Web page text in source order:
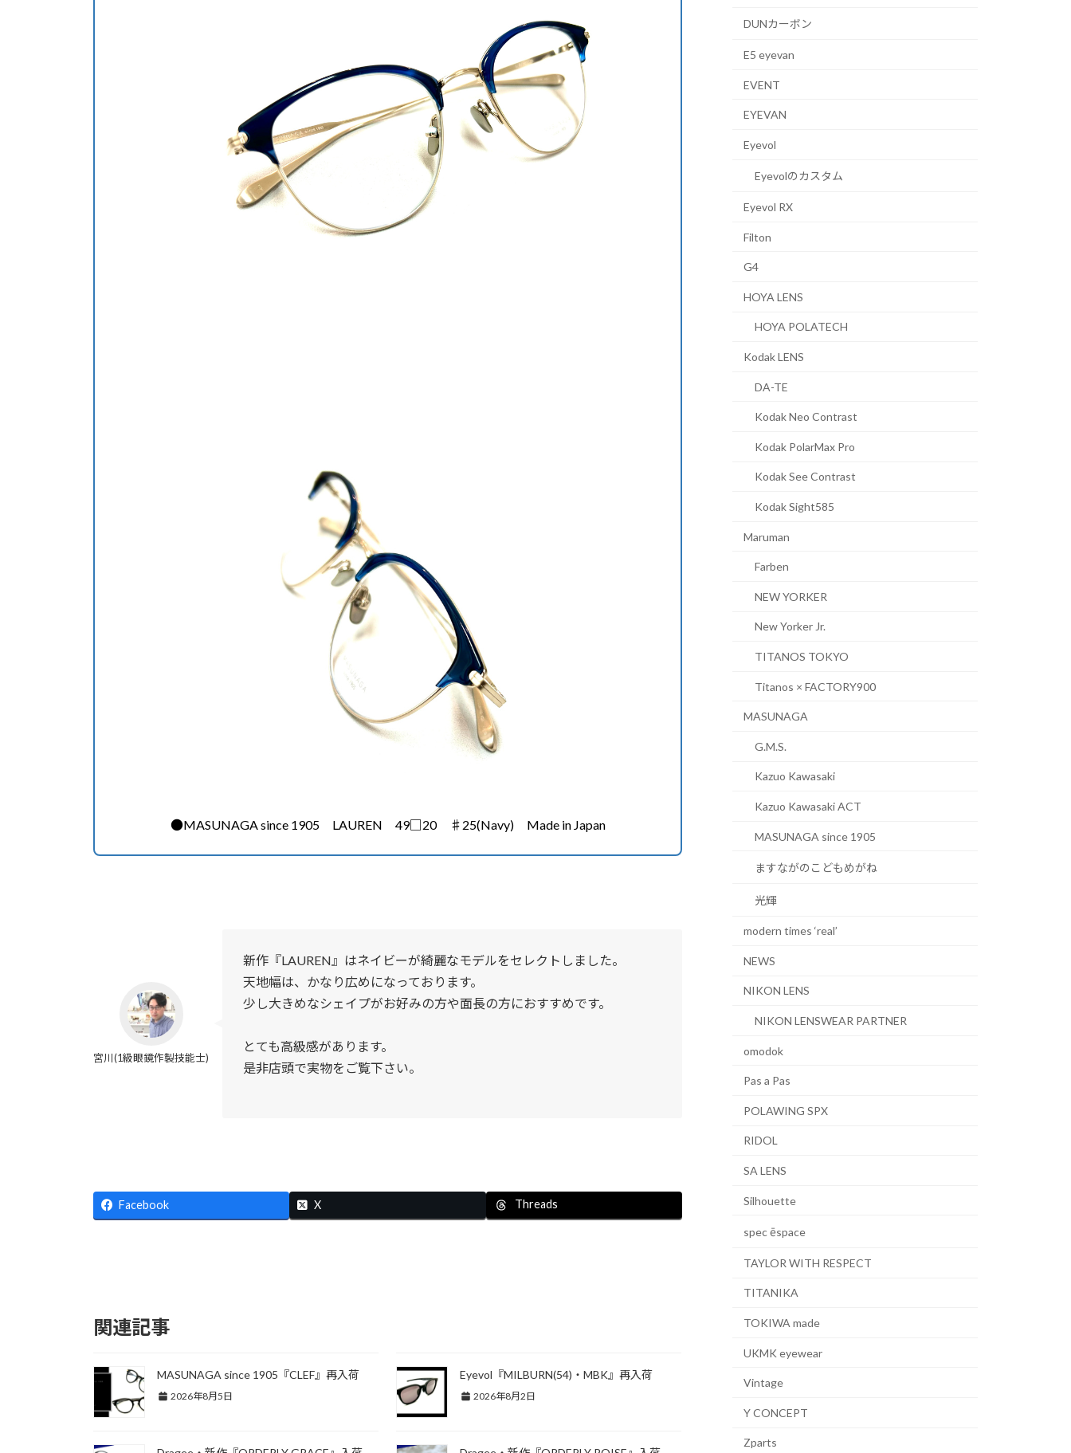
●MASUNAGA since 1905 LAUREN 49□20 ♯25(Navy) Made in Japan
宮川(1級眼鏡作製技能士)
新作『LAUREN』はネイビーが綺麗なモデルをセレクトしました。
天地幅は、かなり広めになっております。
少し大きめなシェイプがお好みの方や面長の方におすすめです。
とても高級感があります。
是非店頭で実物をご覧下さい。
Facebook X Threads
関連記事
MASUNAGA since 1905『CLEF』再入荷
2026年8月5日
Eyevol『MILBURN(54)・MBK』再入荷
2026年8月2日
DUNカーボン
E5 eyevan
EVENT
EYEVAN
Eyevol
Eyevolのカスタム
Eyevol RX
Filton
G4
HOYA LENS
HOYA POLATECH
Kodak LENS
DA-TE
Kodak Neo Contrast
Kodak PolarMax Pro
Kodak See Contrast
Kodak Sight585
Maruman
Farben
NEW YORKER
New Yorker Jr.
TITANOS TOKYO
Titanos × FACTORY900
MASUNAGA
G.M.S.
Kazuo Kawasaki
Kazuo Kawasaki ACT
MASUNAGA since 1905
ますながのこどもめがね
光輝
modern times ‘real’
NEWS
NIKON LENS
NIKON LENSWEAR PARTNER
omodok
Pas a Pas
POLAWING SPX
RIDOL
SA LENS
Silhouette
spec ēspace
TAYLOR WITH RESPECT
TITANIKA
TOKIWA made
UKMK eyewear
Vintage
Y CONCEPT
Zparts